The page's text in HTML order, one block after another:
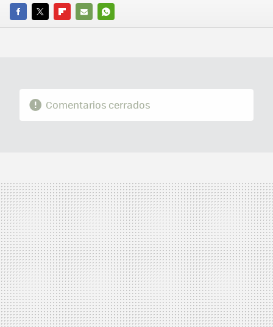
FACEBOOK
TWITTERFLIPBOARD
E-
WHATSAPP
Comentarios cerrados